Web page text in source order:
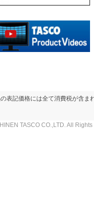
表記価格には全て消費税が含ま
TASCO CO.,LTD. All